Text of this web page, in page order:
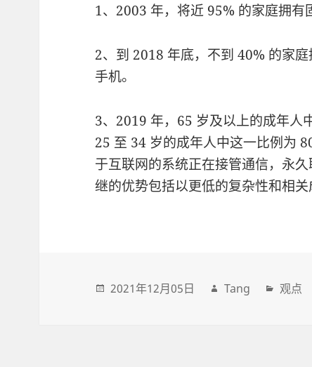
1、2003 年，将近 95% 的家庭拥有
2、到 2018 年底，不到 40% 的家
手机。
3、2019 年，65 岁及以上的成年人
25 至 34 岁的成年人中这一比例为
于互联网的系统正在接管通信，永
继的优势包括以更低的复杂性和相
2021年12月05日 Tang 观点